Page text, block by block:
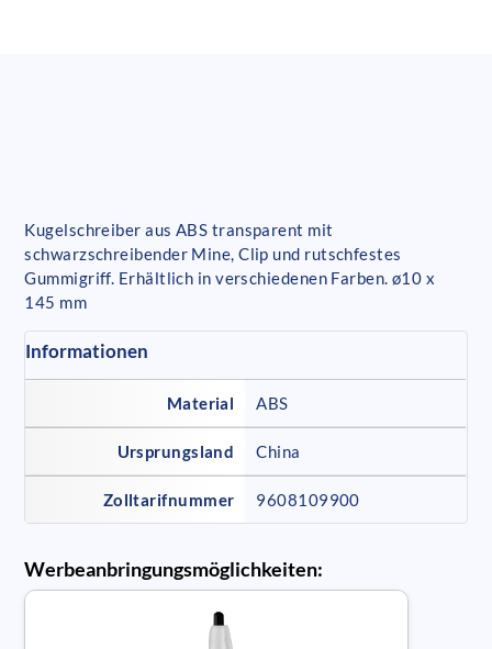
Kugelschreiber aus ABS transparent mit
schwarzschreibender Mine, Clip und rutschfestes
Gummigriff. Erhältlich in verschiedenen Farben. ø10 x
145 mm
Informationen
Material ABS
Ursprungsland China
Zolltarifnummer 9608109900
Werbeanbringungsmöglichkeiten: